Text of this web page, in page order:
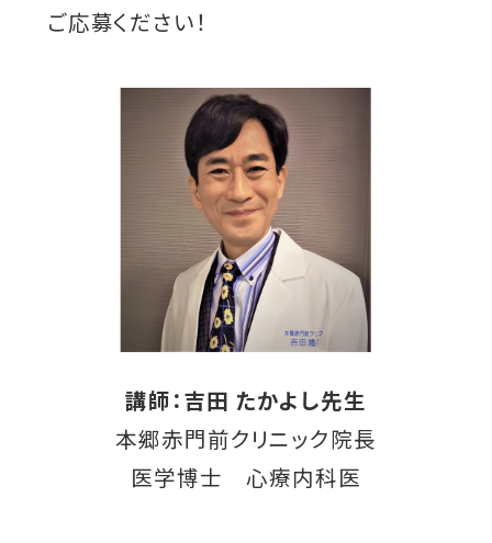
ご応募ください！
講師：吉田 たかよし先生
本郷赤門前クリニック院長
医学博士 心療内科医